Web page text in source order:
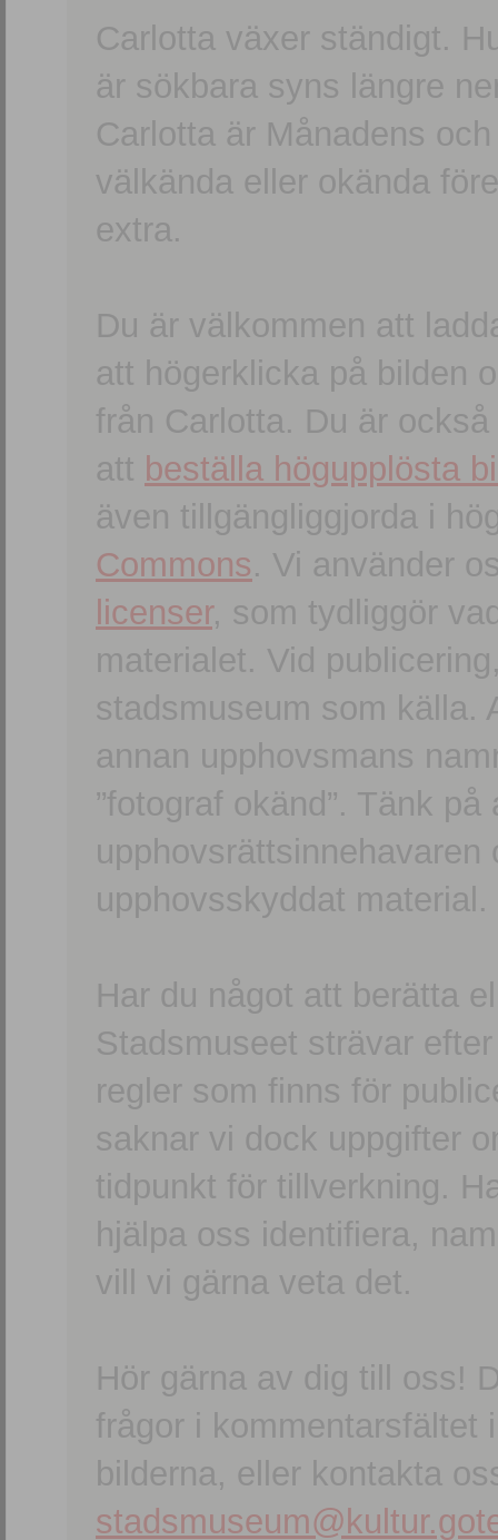
Carlotta växer ständigt.
är sökbara syns längre
Carlotta är Månadens
välkända eller okända
extra.
Du är välkommen att
att högerklicka på bilden
från Carlotta. Du är
att beställa högupplösta
även tillgängliggjorda i
Commons. Vi använder
licenser, som tydliggör
materialet. Vid
stadsmuseum som källa.
annan upphovsmans
”fotograf okänd”. Tänk
upphovsskyddat material.
Har du något att berätta
Stadsmuseet strävar
regler som finns för
saknar vi dock uppgifter
tidpunkt för tillverkning.
hjälpa oss identifiera,
vill vi gärna veta det.
Hör gärna av dig till oss!
frågor i kommentarsfältet
bilderna, eller kontakta